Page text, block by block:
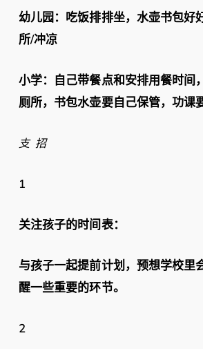
幼儿园：吃饭排排坐，水壶书包好
所/冲凉
小学：自己带餐点和安排用餐时间
厕所，书包水壶要自己保管，功课
支 招
1
关注孩子的时间表：
与孩子一起提前计划，预想学校里
醒一些重要的环节。
2